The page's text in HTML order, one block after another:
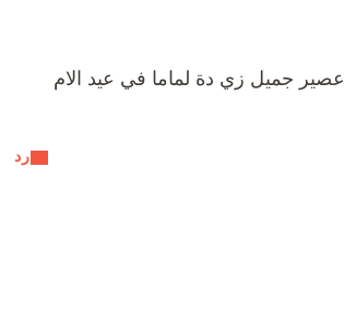
رد
جميل زي دة لماما في عيد الام